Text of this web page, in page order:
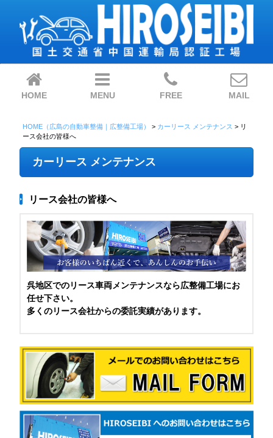
HOME MENU FREE MAIL
HOME（広島の自動車整備｜広整備工場） > カーリース メンテナンス > リ
ース会社の皆様へ
カーリース メンテナンス
リース会社の皆様へ
呉地区でのリース車両メンテナンスなら広整備工場にお
任せ下さい。
多くのリース会社からの委託実績があります。